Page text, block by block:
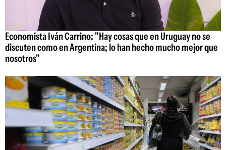
Economista Iván Carrino: "Hay cosas que en Uruguay no se
discuten como en Argentina; lo han hecho mucho mejor que
nosotros"